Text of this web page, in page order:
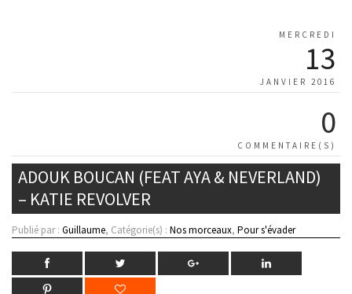
MERCREDI
13
JANVIER 2016
0
COMMENTAIRE(S)
ADOUK BOUCAN (FEAT AYA & NEVERLAND)
– KATIE REVOLVER
Publié par : Guillaume, Catégorie(s) : Nos morceaux, Pour s'évader